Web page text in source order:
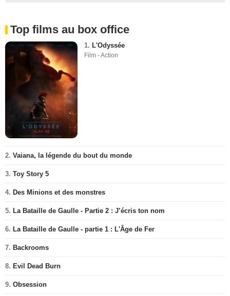
Top films au box office
1. L'Odyssée
Film - Action
2. Vaiana, la légende du bout du monde
3. Toy Story 5
4. Des Minions et des monstres
5. La Bataille de Gaulle - Partie 2 : J’écris ton nom
6. La Bataille de Gaulle - partie 1 : L'Âge de Fer
7. Backrooms
8. Evil Dead Burn
9. Obsession